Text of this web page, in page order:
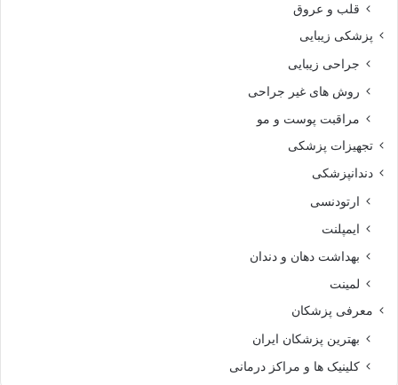
قلب و عروق
پزشکی زیبایی
جراحی زیبایی
روش های غیر جراحی
مراقبت پوست و مو
تجهیزات پزشکی
دندانپزشکی
ارتودنسی
ایمپلنت
بهداشت دهان و دندان
لمینت
معرفی پزشکان
بهترین پزشکان ایران
کلینیک ها و مراکز درمانی